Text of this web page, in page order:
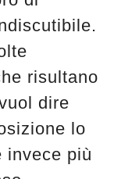
risultano
dire
lo
invece più